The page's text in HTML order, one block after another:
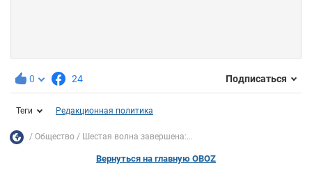
0 24 Подписаться
Теги Редакционная политика
Общество Шестая волна завершена:...
Вернуться на главную OBOZ